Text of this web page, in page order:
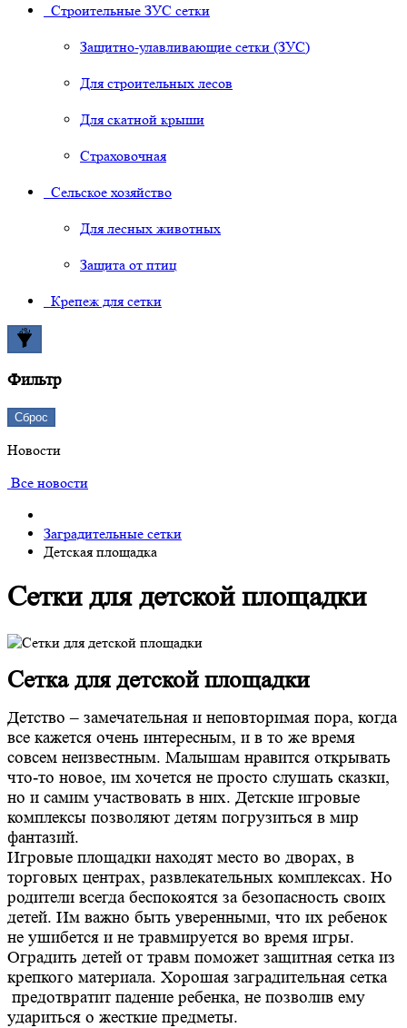
Строительные ЗУС сетки
Защитно-улавливающие сетки (ЗУС)
Для строительных лесов
Для скатной крыши
Страховочная
Сельское хозяйство
Для лесных животных
Защита от птиц
Крепеж для сетки
Фильтр
Сброс
Новости
Все новости
Заградительные сетки
Детская площадка
Сетки для детской площадки
Сетка для детской площадки
Детство – замечательная и неповторимая пора, когда
все кажется очень интересным, и в то же время
совсем неизвестным. Малышам нравится открывать
что-то новое, им хочется не просто слушать сказки,
но и самим участвовать в них. Детские игровые
комплексы позволяют детям погрузиться в мир
фантазий.
Игровые площадки находят место во дворах, в
торговых центрах, развлекательных комплексах. Но
родители всегда беспокоятся за безопасность своих
детей. Им важно быть уверенными, что их ребенок
не ушибется и не травмируется во время игры.
Оградить детей от травм поможет защитная сетка из
крепкого материала. Хорошая заградительная сетка
предотвратит падение ребенка, не позволив ему
удариться о жесткие предметы.